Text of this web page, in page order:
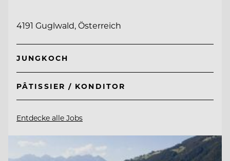
4191 Guglwald, Österreich
JUNGKOCH
PÂTISSIER / KONDITOR
Entdecke alle Jobs